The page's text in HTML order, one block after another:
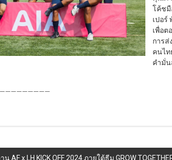
โค้ชมื
เปอร์
เพื่อต
การส่
คนไ
คำมั่น
AF x LH KICK OFF 2024 ภายใต้ธีม GROW